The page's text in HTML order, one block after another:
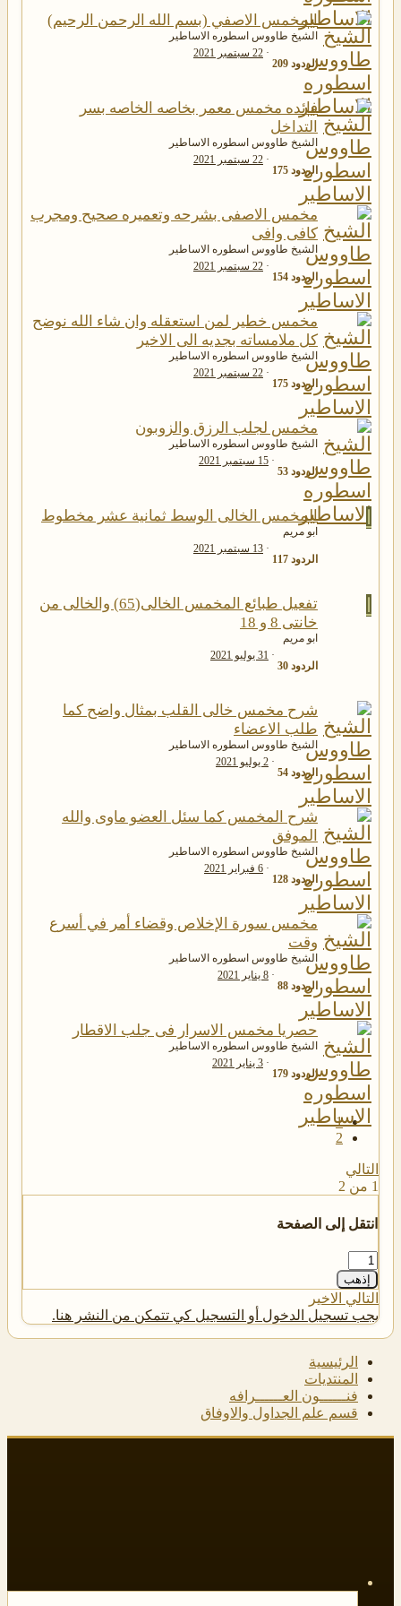
المخمس الاصفي (بسم الله الرحمن الرحيم)
الشيخ طاووس اسطوره الاساطير
الردود 209
22 سبتمبر 2021
فائده مخمس معمر بخاصه الخاصه بسر
التداخل
الشيخ طاووس اسطوره الاساطير
الردود 175
22 سبتمبر 2021
مخمس الاصفى بشرحه وتعميره صحيح ومجرب
كافى وافى
الشيخ طاووس اسطوره الاساطير
الردود 154
22 سبتمبر 2021
مخمس خطير لمن استعقله وان شاء الله نوضح
كل ملامساته بجديه الى الاخير
الشيخ طاووس اسطوره الاساطير
الردود 175
22 سبتمبر 2021
مخمس لجلب الرزق والزوبون
الشيخ طاووس اسطوره الاساطير
الردود 53
15 سبتمبر 2021
المخمس الخالى الوسط ثمانية عشر مخطوط
ابو مريم
الردود 117
13 سبتمبر 2021
تفعيل طبائع المخمس الخالى(65) والخالى من
خانتى 8 و 18
ابو مريم
الردود 30
31 يوليو 2021
شرح مخمس خالى القلب بمثال واضح كما
طلب الاعضاء
الشيخ طاووس اسطوره الاساطير
الردود 54
2 يوليو 2021
شرح المخمس كما سئل العضو ماوى والله
الموفق
الشيخ طاووس اسطوره الاساطير
الردود 128
6 فبراير 2021
مخمس سورة الإخلاص وقضاء أمر في أسرع
وقت
الشيخ طاووس اسطوره الاساطير
الردود 88
8 يناير 2021
حصريا مخمس الاسرار فى جلب الاقطار
الشيخ طاووس اسطوره الاساطير
الردود 179
3 يناير 2021
1
2
التالي
1 من 2
انتقل إلى الصفحة
إذهب
التالي الاخير
يجب تسجيل الدخول أو التسجيل كي تتمكن من النشر هنا.
الرئيسية
المنتديات
فنــــــون العــــــرافه
قسم علم الجداول والاوفاق